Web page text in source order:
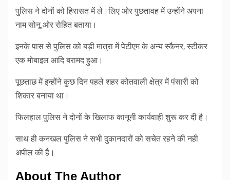
पुलिस ने दोनों को हिरासत में ले।लिए ओर पुछतावह में उन्होंने अपना
नाम सोनू ओर रोहित बताया।
इनके पास से पुलिस को बड़ी मात्रा में पेटीएम के अन्य स्कैनर, स्टीकर
एक मोबाइल आदि बरामद हुआ।
पूछताछ में इन्होंने कुछ दिन पहले शहर कोतवाली क्षेत्र में पंसारी को
शिकार बनाया था।
फिलहाल पुलिस ने दोनों के खिलाफ कानूनी कार्यवाही शुरू कर दी है।
साथ ही कनखल पुलिस ने सभी दुकानदारों को सचेत रहने की नही
अपील की है।
About The Author